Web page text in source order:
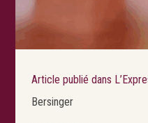
Article publié dans
Bersinger